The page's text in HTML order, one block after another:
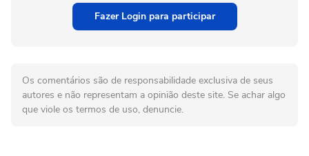
Fazer Login para participar
Os comentários são de responsabilidade exclusiva de seus
autores e não representam a opinião deste site. Se achar algo
que viole os termos de uso, denuncie.